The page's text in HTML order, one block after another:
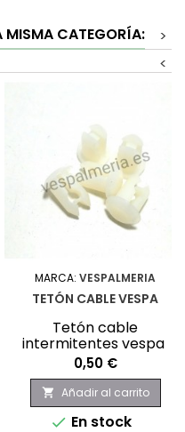
MISMA CATEGORÍA:
>
<
MARCA: VESPALMERIA
TETÓN CABLE VESPA
Tetón cable
intermitentes vespa
Precio
0,50 €
 Añadir al carrito
 En stock